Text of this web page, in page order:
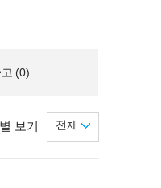
(0)
보기 전체